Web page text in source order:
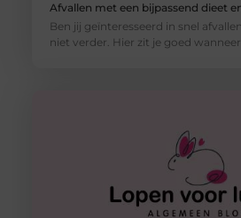
Afvallen met een bijpassend dieet
Ben jij geïnteresseerd in snel
niet verder. Hier zit je goed